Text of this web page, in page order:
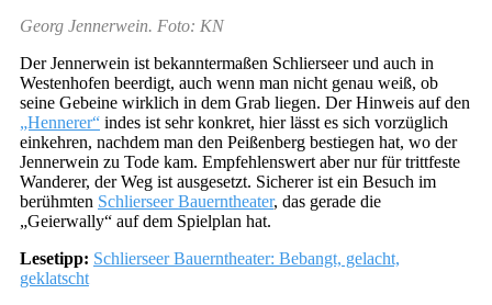
Georg Jennerwein. Foto: KN
Der Jennerwein ist bekanntermaßen Schlierseer und auch in
Westenhofen beerdigt, auch wenn man nicht genau weiß, ob
seine Gebeine wirklich in dem Grab liegen. Der Hinweis auf den
„Hennerer“ indes ist sehr konkret, hier lässt es sich vorzüglich
einkehren, nachdem man den Peißenberg bestiegen hat, wo der
Jennerwein zu Tode kam. Empfehlenswert aber nur für trittfeste
Wanderer, der Weg ist ausgesetzt. Sicherer ist ein Besuch im
berühmten Schlierseer Bauerntheater, das gerade die
„Geierwally“ auf dem Spielplan hat.
Lesetipp: Schlierseer Bauerntheater: Bebangt, gelacht,
geklatscht